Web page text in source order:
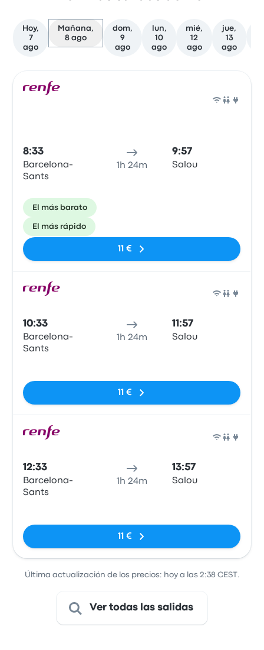
Hoy,
7
ago
Mañana,
8 ago
dom,
9
ago
lun,
10
ago
mié,
12
ago
jue,
13
ago
8:33
Barcelona-
Sants
1h 24m
9:57
Salou
El más barato
El más rápido
11 €
10:33
Barcelona-
Sants
1h 24m
11:57
Salou
11 €
12:33
Barcelona-
Sants
1h 24m
13:57
Salou
11 €
Última actualización de los precios: hoy a las 2:38 CEST.
Ver todas las salidas